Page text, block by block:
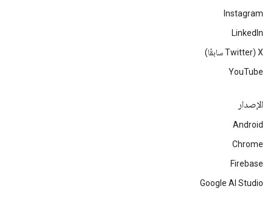
Instagram
LinkedIn
‫X ‏(Twitter سابقًا)
YouTube
الإصدار
Android
Chrome
Firebase
Google AI Studio